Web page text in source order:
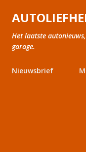
Het laatste
garage.
Nieuwsbrief